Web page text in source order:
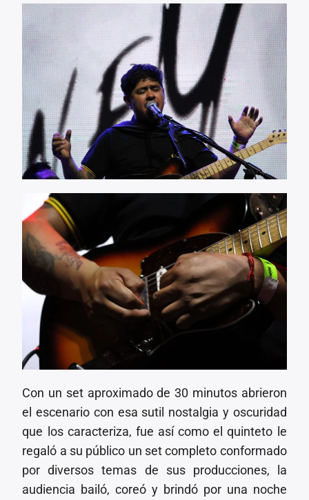
Con un set aproximado de 30 minutos abrieron
el escenario con esa sutil nostalgia y oscuridad
que los caracteriza, fue así como el quinteto le
regaló a su público un set completo conformado
por diversos temas de sus producciones, la
audiencia bailó, coreó y brindó por una noche